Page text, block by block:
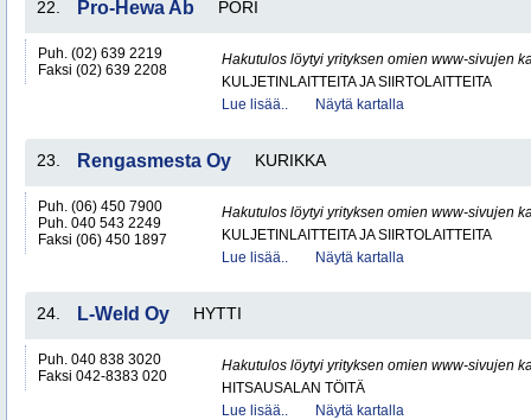
22. Pro-Hewa Ab PORI
Puh. (02) 639 2219
Faksi (02) 639 2208
Hakutulos löytyi yrityksen omien www-sivujen
KULJETINLAITTEITA JA SIIRTOLAITTEITA
Lue lisää..
Näytä kartalla
23. Rengasmesta Oy KURIKKA
Puh. (06) 450 7900
Puh. 040 543 2249
Faksi (06) 450 1897
Hakutulos löytyi yrityksen omien www-sivujen
KULJETINLAITTEITA JA SIIRTOLAITTEITA
Lue lisää..
Näytä kartalla
24. L-Weld Oy HYTTI
Puh. 040 838 3020
Faksi 042-8383 020
Hakutulos löytyi yrityksen omien www-sivujen
HITSAUSALAN TÖITÄ
Lue lisää..
Näytä kartalla